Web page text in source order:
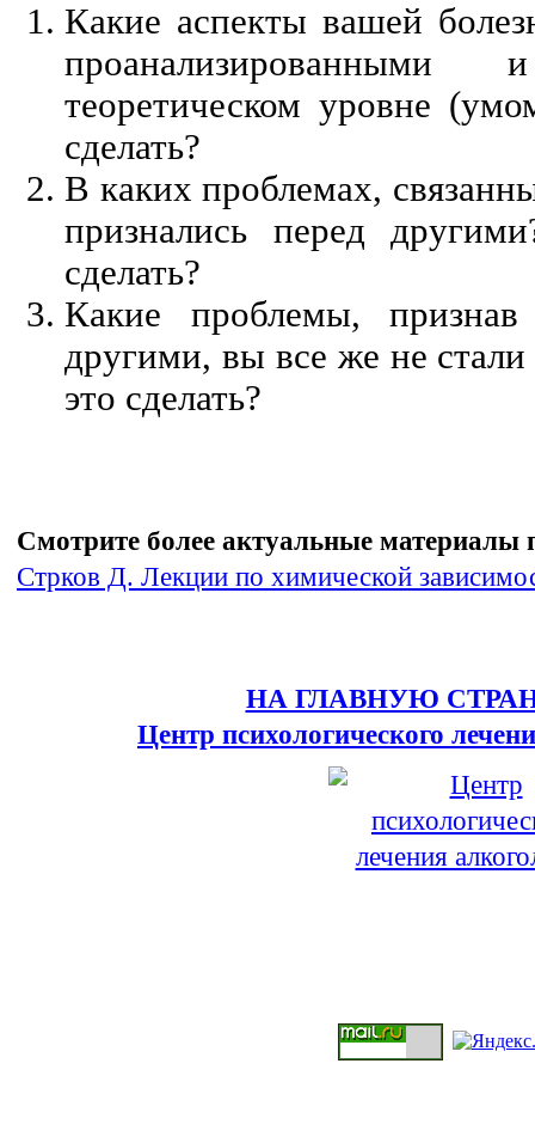
Какие аспекты вашей
теоретическом уровне
сделать?
В каких проблемах,
признались перед
сделать?
Какие проблемы,
другими, вы все же не
это сделать?
Смотрите более актуальные материалы
Стрков Д. Лекции по химической
НА ГЛАВНУЮ
Центр психологического